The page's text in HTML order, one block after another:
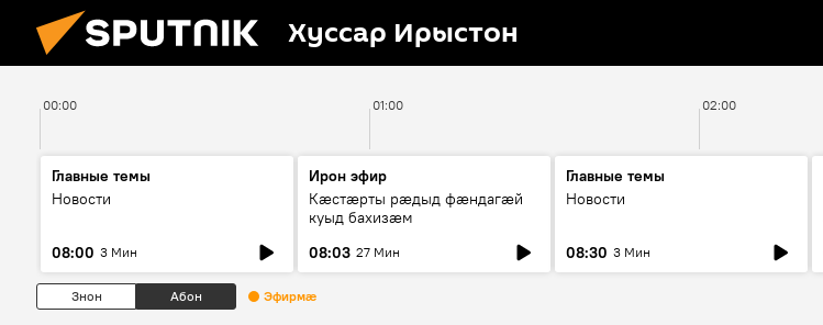
Хуссар Ирыстон
00:00 01:00 02:00
Главные темы
Новости
08:00 3 Мин
Ирон эфир
Кæстæрты рæдыд фæндагæй
куыд бахизæм
08:03 27 Мин
Главные темы
Новости
08:30 3 Мин
Знон Абон Эфирмæ